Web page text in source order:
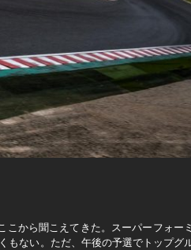
から聞こえてきた。スーパーフォー
ない。ただ、午後の予選でトップグ